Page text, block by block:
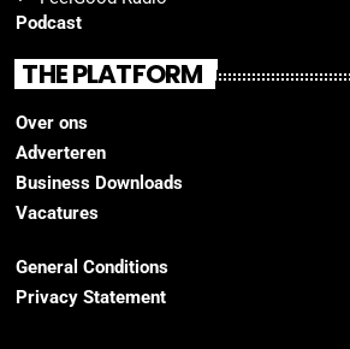
Podcast
THE PLATFORM
Over ons
Adverteren
Business Downloads
Vacatures
General Conditions
Privacy Statement